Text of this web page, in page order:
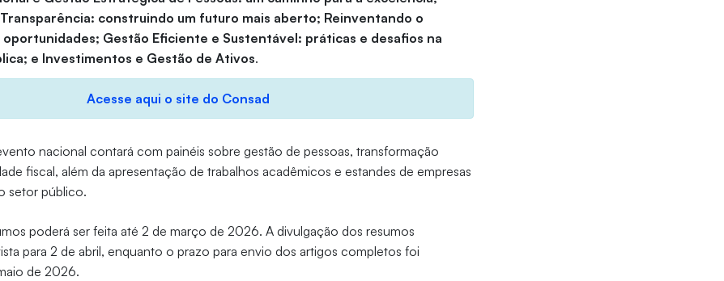
construindo um futuro mais aberto; Reinventando o
oportunidades; Gestão Eficiente e Sustentável: práticas e desafios na
e Investimentos e Gestão de Ativos.
Acesse aqui o site do Consad
nacional contará com painéis sobre gestão de pessoas, transformação
fiscal, além da apresentação de trabalhos acadêmicos e estandes de empresas
setor público.
poderá ser feita até 2 de março de 2026. A divulgação dos resumos
para 2 de abril, enquanto o prazo para envio dos artigos completos foi
de 2026.